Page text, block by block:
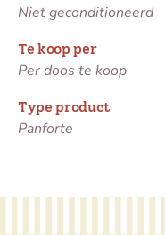
Niet geconditioneerd
Te koop per
Per doos te koop
Type product
Panforte